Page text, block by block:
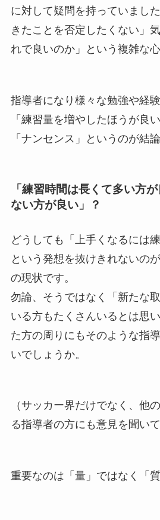
に対して疑問を持っていまし
きたことを否定したくない」
れで良いのか」という複雑な心
指導者になり様々な勉強や経
「練習量を増やしたほうが良
「ナンセンス」というのが結論
「練習時間は長くて多い方
ない方が良い」？
どうしても「上手くなるには
という発想を抜けきれないの
の現状です。
勿論、そうではなく「新たな
いる方もたくさんいるとは思
た方の周りにもそのような指
いでしょうか。
（サッカー界だけでなく、他
る指導者の方にも意見を聞い
重要なのは「量」ではなく「質